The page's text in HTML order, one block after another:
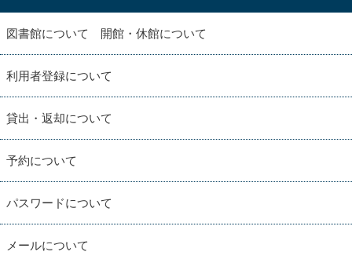
図書館について 開館・休館について
利用者登録について
貸出・返却について
予約について
パスワードについて
メールについて